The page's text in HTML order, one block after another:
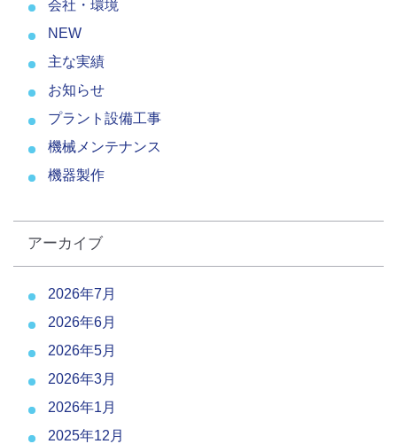
会社・環境
NEW
主な実績
お知らせ
プラント設備工事
機械メンテナンス
機器製作
アーカイブ
2026年7月
2026年6月
2026年5月
2026年3月
2026年1月
2025年12月